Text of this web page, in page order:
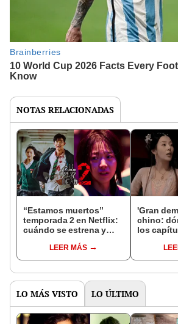
NOTAS RELACIONADAS
“Estamos muertos”
temporada 2 en Netflix:
cuándo se estrena y
temporadaLEER MÁS
'Gran
chino:
los
LO MÁS VISTO LO ÚLTIMO